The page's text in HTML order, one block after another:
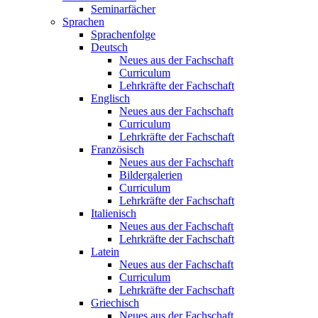
Seminarfächer
Sprachen
Sprachenfolge
Deutsch
Neues aus der Fachschaft
Curriculum
Lehrkräfte der Fachschaft
Englisch
Neues aus der Fachschaft
Curriculum
Lehrkräfte der Fachschaft
Französisch
Neues aus der Fachschaft
Bildergalerien
Curriculum
Lehrkräfte der Fachschaft
Italienisch
Neues aus der Fachschaft
Lehrkräfte der Fachschaft
Latein
Neues aus der Fachschaft
Curriculum
Lehrkräfte der Fachschaft
Griechisch
Neues aus der Fachschaft